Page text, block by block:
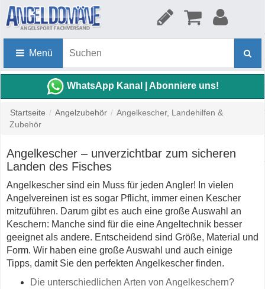
Menü
WhatsApp Kanal | Abonniere uns!
Startseite / Angelzubehör / Angelkescher, Landehilfen &
Zubehör
Angelkescher – unverzichtbar zum sicheren
Landen des Fisches
Angelkescher sind ein Muss für jeden Angler! In vielen
Angelvereinen ist es sogar Pflicht, immer einen Kescher
mitzuführen. Darum gibt es auch eine große Auswahl an
Keschern: Manche sind für die eine Angeltechnik besser
geeignet als andere. Entscheidend sind Größe, Material und
Form. Wir haben eine große Auswahl und auch einige
Tipps, damit Sie den perfekten Angelkescher finden.
Die unterschiedlichen Arten von Angelkeschern?